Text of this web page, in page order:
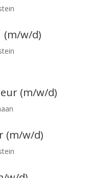
(m/w/d)
(m/w/d)
(m/w/d)